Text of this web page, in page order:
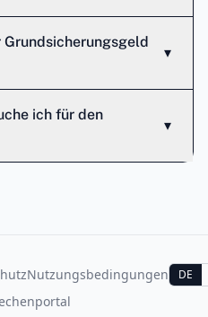
▾
ich für den
▾
Nutzungsbedingungen DE